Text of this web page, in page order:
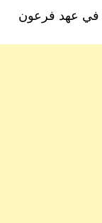
في عهد فرعون